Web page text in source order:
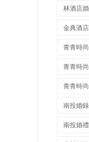
林酒店
金典酒
青青時
青青時
青青時
南投婚
南投婚